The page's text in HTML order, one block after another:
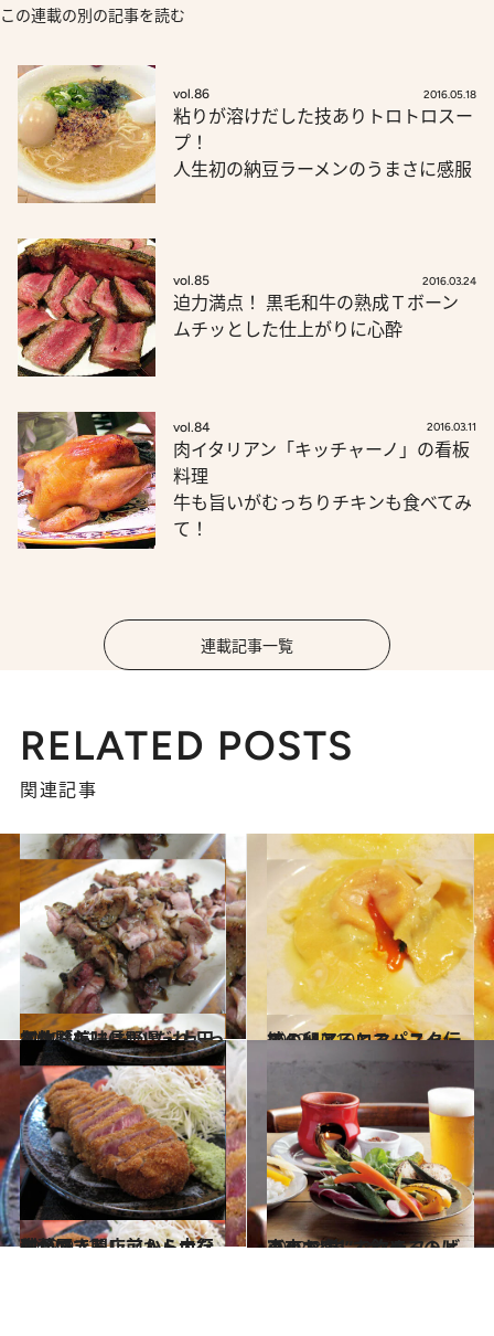
この連載の別の記事を読む
vol.86 2016.05.18
粘りが溶けだした技ありトロトロスー
プ！
人生初の納豆ラーメンのうまさに感服
vol.85 2016.03.24
迫力満点！ 黒毛和牛の熟成Ｔボーン
ムチッとした仕上がりに心酔
vol.84 2016.03.11
肉イタリアン「キッチャーノ」の看板
料理
牛も旨いがむっちりチキンも食べてみ
て！
連載記事一覧
RELATED POSTS
関連記事
2012.10.24
初体験！ 長野県・上田名物「美味(おい)だれ」ってなんだ
グルメ 2012.10.10
エミリア・ロマーニャ伝統の卵とろとろパスタ
グルメ
2012.9.12
秋葉原で開店前から大行列ができるレア＆トロな牛かつ
グルメ 2012.8.16
東京で楽しむクラフトビール！“生”で飲めるのはこのお店
グルメ